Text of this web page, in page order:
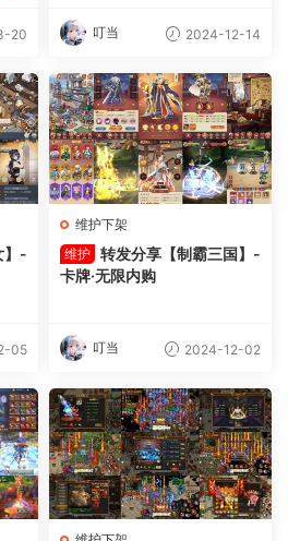
20 叮当 2024-12-14
】-
05
维护下架
维护 转发分享【制霸三国】-
卡牌·无限内购
叮当 2024-12-02